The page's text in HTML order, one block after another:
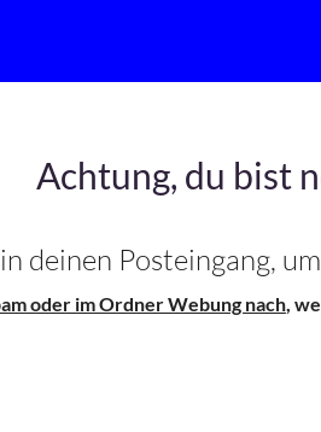
Achtung, du bist
deinen Posteingang,
oder im Ordner Webung nach,